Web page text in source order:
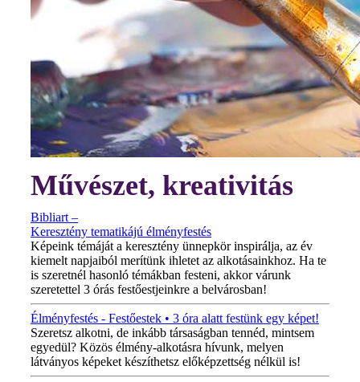
Művészet, kreativitás
Bibliart –
Keresztény tematikájú élményfestés
Képeink témáját a keresztény ünnepkör inspirálja, az év
kiemelt napjaiból merítünk ihletet az alkotásainkhoz. Ha te
is szeretnél hasonló témákban festeni, akkor várunk
szeretettel 3 órás festőestjeinkre a belvárosban!
Élményfestés - Festőestek • 3 óra alatt festünk egy képet!
Szeretsz alkotni, de inkább társaságban tennéd, mintsem
egyedül? Közös élmény-alkotásra hívunk, melyen
látványos képeket készíthetsz előképzettség nélkül is!